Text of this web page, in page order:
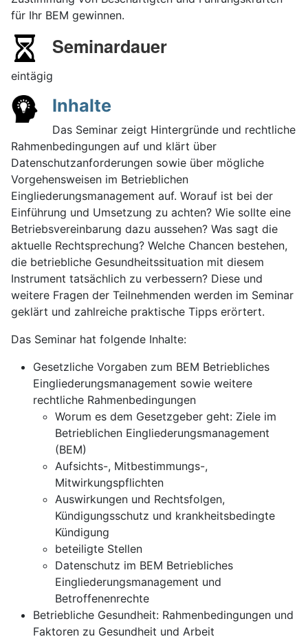
für Ihr BEM gewinnen.
Seminardauer
eintägig
Inhalte
Das Seminar zeigt Hintergründe und rechtliche
Rahmenbedingungen auf und klärt über
Datenschutzanforderungen sowie über mögliche
Vorgehensweisen im Betrieblichen
Eingliederungsmanagement auf. Worauf ist bei der
Einführung und Umsetzung zu achten? Wie sollte eine
Betriebsvereinbarung dazu aussehen? Was sagt die
aktuelle Rechtsprechung? Welche Chancen bestehen,
die betriebliche Gesundheitssituation mit diesem
Instrument tatsächlich zu verbessern? Diese und
weitere Fragen der Teilnehmenden werden im Seminar
geklärt und zahlreiche praktische Tipps erörtert.
Das Seminar hat folgende Inhalte:
Gesetzliche Vorgaben zum BEM Betriebliches
Eingliederungsmanagement sowie weitere
rechtliche Rahmenbedingungen
Worum es dem Gesetzgeber geht: Ziele im
Betrieblichen Eingliederungsmanagement
(BEM)
Aufsichts-, Mitbestimmungs-,
Mitwirkungspflichten
Auswirkungen und Rechtsfolgen,
Kündigungsschutz und krankheitsbedingte
Kündigung
beteiligte Stellen
Datenschutz im BEM Betriebliches
Eingliederungsmanagement und
Betroffenenrechte
Betriebliche Gesundheit: Rahmenbedingungen und
Faktoren zu Gesundheit und Arbeit